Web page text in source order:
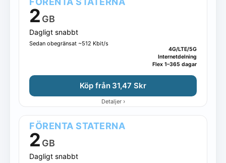
2 GB
Dagligt snabbt
Sedan obegränsat ~512 Kbit/s
4G/LTE/5G
Internetdelning
Flex 1–365 dagar
Köp från 31,47 Skr
Detaljer ›
FÖRENTA STATERNA
2 GB
Dagligt snabbt